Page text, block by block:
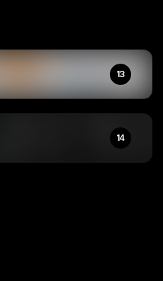
13
14